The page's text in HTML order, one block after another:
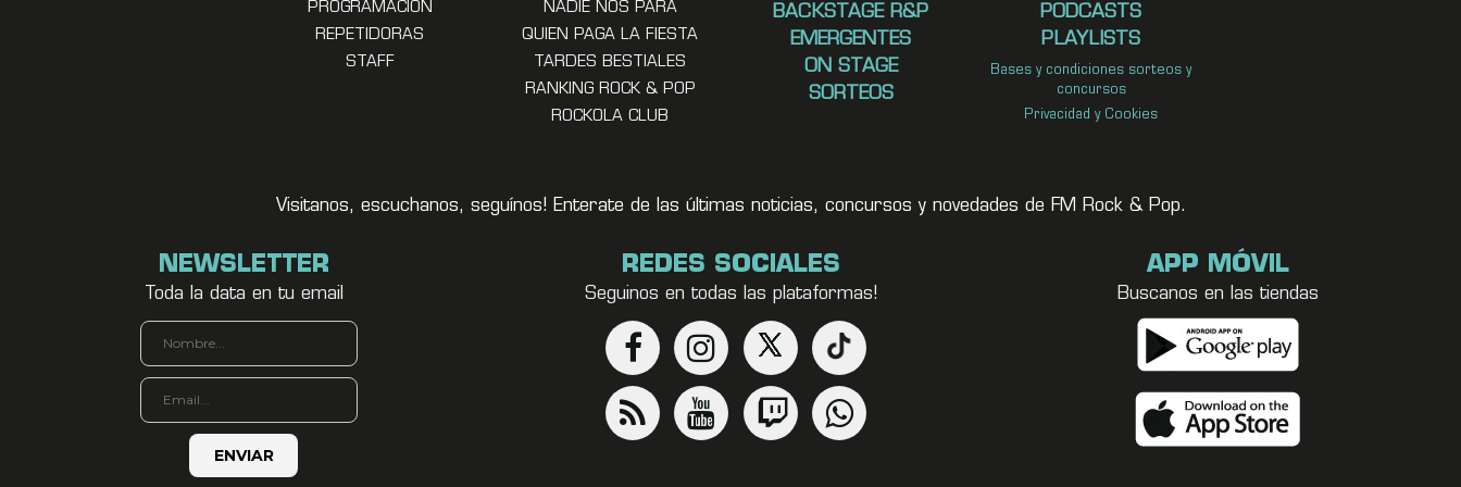
PROGRAMACION
REPETIDORAS
STAFF
NADIE NOS PARA
QUIEN PAGA LA FIESTA
TARDES BESTIALES
RANKING ROCK & POP
ROCKOLA CLUB
BACKSTAGE R&P
EMERGENTES
ON STAGE
SORTEOS
PODCASTS
PLAYLISTS
Bases y condiciones sorteos y
concursos
Privacidad y Cookies
Visitanos, escuchanos, seguínos! Enterate de las últimas noticias, concursos y novedades de FM Rock & Pop.
NEWSLETTER
Toda la data en tu email
REDES SOCIALES
Seguinos en todas las plataformas!
APP MÓVIL
Buscanos en las tiendas